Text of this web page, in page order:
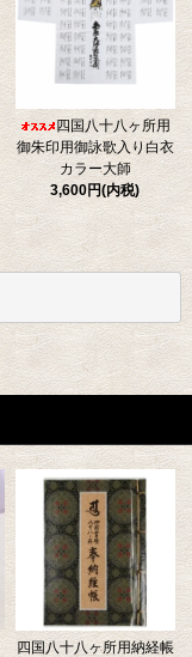
四国八十八ヶ所用
御朱印用御詠歌入り白衣
カラー大師
3,600円(内税)
四国八十八ヶ所用納経帳